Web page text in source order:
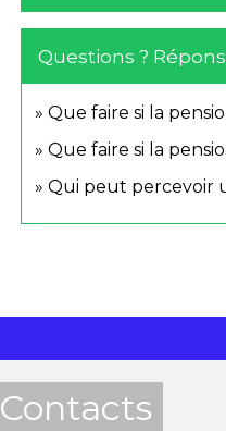
Questions ?
Que faire si la
Que faire si la
Qui peut percevoir
Contacts